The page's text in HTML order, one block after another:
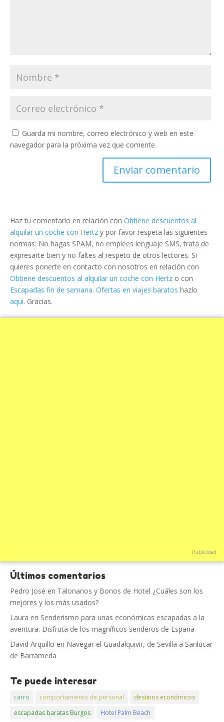
Guarda mi nombre, correo electrónico y web en este
navegador para la próxima vez que comente.
Haz tu comentario en relación con Obtiene descuentos al
alquilar un coche con Hertz y por favor respeta las siguientes
normas: No hagas SPAM, no emplees lenguaje SMS, trata de
expresarte bien y no faltes al respeto de otros lectores. Si
quieres ponerte en contacto con nosotros en relación con
Obtiene descuentos al alquilar un coche con Hertz o con
Escapadas fin de semana. Ofertas en viajes baratos hazlo
aquí. Gracias.
Publicidad
Últimos comentarios
Pedro José en Talonarios y Bonos de Hotel ¿Cuáles son los
mejores y los más usados?
Laura en Senderismo para unas económicas escapadas a la
aventura. Disfruta de los magníficos senderos de España
David Arquillo en Navegar el Guadalquivir, de Sevilla a Sanlucar
de Barrameda
Te puede interesar
carro comportamiento de personal
destinos económicos
escapadas baratas Burgos
Hotel Palm Beach